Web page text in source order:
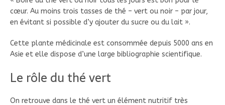
cœur. Au moins trois tasses de thé – vert ou noir – par jour,
en évitant si possible d’y ajouter du sucre ou du lait ».
Cette plante médicinale est consommée depuis 5000 ans en
Asie et elle dispose d’une large bibliographie scientifique.
Le rôle du thé vert
On retrouve dans le thé vert un élément nutritif très